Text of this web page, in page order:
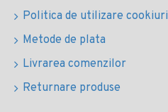
Politica de utilizare cookiuri
Metode de plata
Livrarea comenzilor
Returnare produse